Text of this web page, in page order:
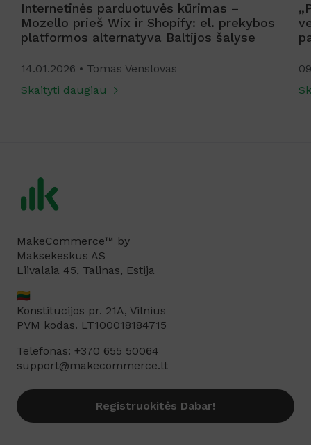
Internetinės parduotuvės kūrimas –
Mozello prieš Wix ir Shopify: el. prekybos
platformos alternatyva Baltijos šalyse
14.01.2026
Tomas Venslovas
Skaityti daugiau
MakeCommerce™ by
Maksekeskus AS
Liivalaia 45, Talinas, Estija
🇱🇹
Konstitucijos pr. 21A, Vilnius
PVM kodas. LT100018184715
Telefonas: +370 655 50064
support@makecommerce.lt
Registruokitės Dabar!